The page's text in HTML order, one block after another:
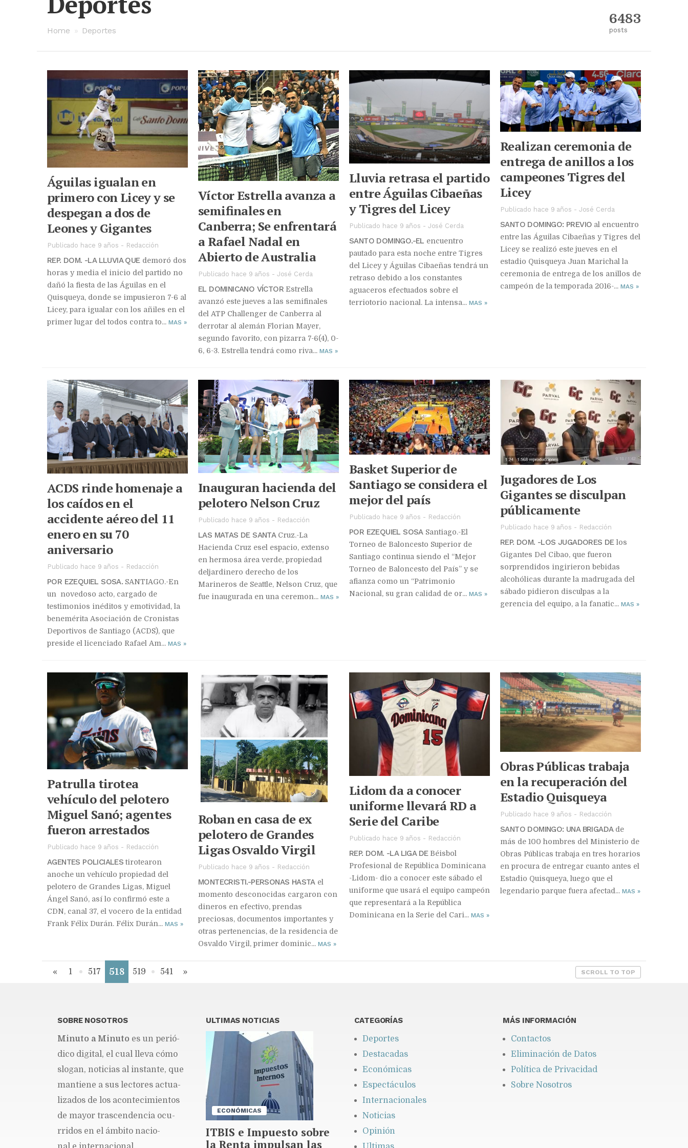
Home » Deportes
6483
posts
Águilas igualan en
primero con Licey y se
despegan a dos de
Leones y Gigantes
Publicado hace 9 años - Redacción
REP. DOM. -LA LLUVIA QUEdemoró dos
horas y media el inicio del partido no
dañó la fiesta de las Águilas en el
Quisqueya, donde se impusieron 7-6 al
Licey, para igualar con los añiles en el
primer lugar del todos contra to... MAS »
Víctor Estrella avanza a
semifinales en
Canberra; Se enfrentará
a Rafael Nadal en
Abierto de Australia
Publicado hace 9 años - José Cerda
EL DOMINICANO VÍCTOR Estrella
avanzó este jueves a las semifinales
del ATP Challenger de Canberra al
derrotar al alemán Florian Mayer,
segundo favorito, con pizarra 7-6(4), 0-
6, 6-3. Estrella tendrá como riva... MAS »
Lluvia retrasa el partido
entre Águilas Cibaeñas
y Tigres del Licey
Publicado hace 9 años - José Cerda
SANTO DOMINGO.-EL encuentro
pautado para esta noche entre Tigres
del Licey y Águilas Cibaeñas tendrá un
retraso debido a los constantes
aguaceros efectuados sobre el
terriotorio nacional. La intensa... MAS »
Realizan ceremonia de
entrega de anillos a los
campeones Tigres del
Licey
Publicado hace 9 años - José Cerda
SANTO DOMINGO: PREVIO al encuentro
entre las Águilas Cibaeñas y Tigres del
Licey se realizó este jueves en el
estadio Quisqueya Juan Marichal la
ceremonia de entrega de los anillos de
campeón de la temporada 2016-... MAS »
ACDS rinde homenaje a
los caídos en el
accidente aéreo del 11
enero en su 70
aniversario
Publicado hace 9 años - Redacción
POR EZEQUIEL SOSA. SANTIAGO.-En
un novedoso acto, cargado de
testimonios inéditos y emotividad, la
benemérita Asociación de Cronistas
Deportivos de Santiago (ACDS), que
preside el licenciado Rafael Am... MAS »
Inauguran hacienda del
pelotero Nelson Cruz
Publicado hace 9 años - Redacción
LAS MATAS DE SANTACruz.-La
Hacienda Cruz esel espacio, extenso
en hermosa área verde, propiedad
deljardinero derecho de los
Marineros de Seattle, Nelson Cruz, que
fue inaugurada en una ceremon... MAS »
Basket Superior de
Santiago se considera el
mejor del país
Publicado hace 9 años - Redacción
POR EZEQUIEL SOSASantiago.-El
Torneo de Baloncesto Superior de
Santiago continua siendo el “Mejor
Torneo de Baloncesto del País” y se
afianza como un “Patrimonio
Nacional, su gran calidad de or... MAS »
Jugadores de Los
Gigantes se disculpan
públicamente
Publicado hace 9 años - Redacción
REP. DOM. -LOS JUGADORES DElos
Gigantes Del Cibao, que fueron
sorprendidos ingirieron bebidas
alcohólicas durante la madrugada del
sábado pidieron disculpas a la
gerencia del equipo, a la fanatic... MAS »
Patrulla tirotea
vehículo del pelotero
Miguel Sanó; agentes
fueron arrestados
Publicado hace 9 años - Redacción
AGENTES POLICIALEStirotearon
anoche un vehículo propiedad del
pelotero de Grandes Ligas, Miguel
Ángel Sanó, así lo confirmó este a
CDN, canal 37, el vocero de la entidad
Frank Félix Durán. Félix Durán... MAS »
Roban en casa de ex
pelotero de Grandes
Ligas Osvaldo Virgil
Publicado hace 9 años - Redacción
MONTECRISTI.-PERSONAS HASTA el
momento desconocidas cargaron con
dineros en efectivo, prendas
preciosas, documentos importantes y
otras pertenencias, de la residencia de
Osvaldo Virgil, primer dominic... MAS »
Lidom da a conocer
uniforme llevará RD a
Serie del Caribe
Publicado hace 9 años - Redacción
REP. DOM. -LA LIGA DEBéisbol
Profesional de República Dominicana
-Lidom- dio a conocer este sábado el
uniforme que usará el equipo campeón
que representará a la República
Dominicana en la Serie del Cari... MAS »
Obras Públicas trabaja
en la recuperación del
Estadio Quisqueya
Publicado hace 9 años - Redacción
SANTO DOMINGO: UNA BRIGADA de
más de 100 hombres del Ministerio de
Obras Públicas trabaja en tres horarios
en procura de entregar cuanto antes el
Estadio Quisqueya, luego que el
legendario parque fuera afectad... MAS »
« 1 517 518 519 541 » SCROLL TO TOP
SOBRE NOSOTROS
Mi­nu­to a Mi­nu­to es un pe­rió­
di­co di­gi­tal, el cual lle­va cómo
slo­gan, no­ti­cias al ins­tan­te, que
man­tie­ne a sus lec­to­res ac­tua­
li­za­dos de los acon­te­ci­mien­tos
de ma­yor tras­cen­den­cia ocu­
rri­dos en el ám­bi­to na­cio­
ULTIMAS NOTICIAS
ECONÓMICAS
ITBIS e Impuesto sobre
la Renta impulsan las
CATEGORÍAS
Deportes
Destacadas
Económicas
Espectáculos
Internacionales
Noticias
Opinión
MÁS INFORMACIÓN
Contactos
Eliminación de Datos
Política de Privacidad
Sobre Nosotros